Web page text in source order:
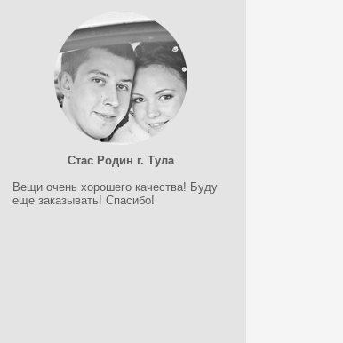
Стас Родин г. Тула
Вещи очень хорошего качества! Буду
еще заказывать! Спасибо!